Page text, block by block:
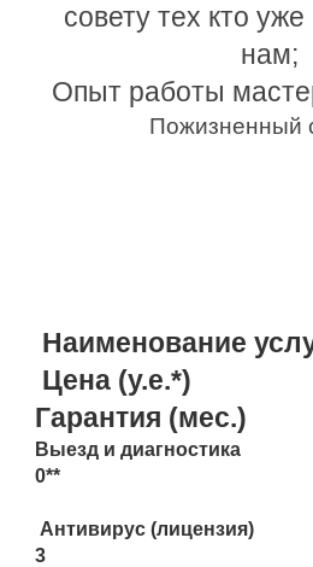
совету тех кто
нам;
Опыт работы
Пожизненный
Наименование
Цена (у.е.*)
Гарантия (мес.)
Выезд и диагностика
0**
Антивирус (лицензия)
3